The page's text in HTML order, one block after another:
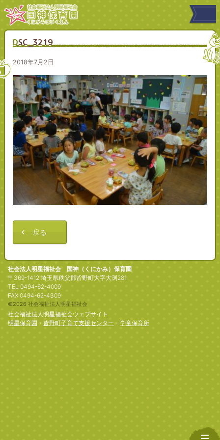
DSC_3219
2018年7月2日
戻る
社会法人明星福祉会 国神（くにかみ）保育園
〒369-1412 埼玉県秩父郡皆野町大字大渕281
TEL 0494-62-4009
FAX 0494-62-4309
©2026 社会福祉法人明星福祉会
社会福祉法人明星福祉会ウェブサイト
明星保育園 ・ 皆野町子育て支援センター ・ 学童保育所